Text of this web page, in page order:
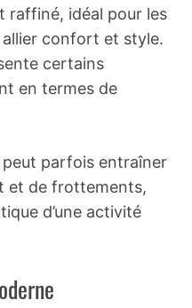
raffiné, idéal pour les
confort et style.
certains
en termes de
parfois entraîner
et de frottements,
d’une activité